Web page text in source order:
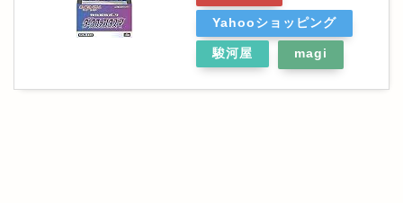
Yahooショッピング
駿河屋 magi